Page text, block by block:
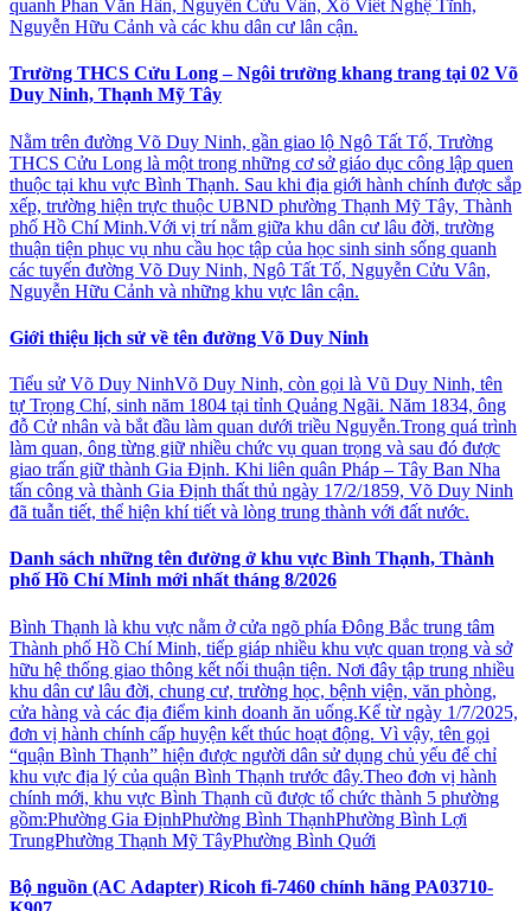
quanh Phan Văn Hân, Nguyễn Cửu Vân, Xô Viết Nghệ Tĩnh,
Nguyễn Hữu Cảnh và các khu dân cư lân cận.
Trường THCS Cửu Long – Ngôi trường khang trang tại 02 Võ
Duy Ninh, Thạnh Mỹ Tây
Nằm trên đường Võ Duy Ninh, gần giao lộ Ngô Tất Tố, Trường
THCS Cửu Long là một trong những cơ sở giáo dục công lập quen
thuộc tại khu vực Bình Thạnh. Sau khi địa giới hành chính được sắp
xếp, trường hiện trực thuộc UBND phường Thạnh Mỹ Tây, Thành
phố Hồ Chí Minh.Với vị trí nằm giữa khu dân cư lâu đời, trường
thuận tiện phục vụ nhu cầu học tập của học sinh sinh sống quanh
các tuyến đường Võ Duy Ninh, Ngô Tất Tố, Nguyễn Cửu Vân,
Nguyễn Hữu Cảnh và những khu vực lân cận.
Giới thiệu lịch sử về tên đường Võ Duy Ninh
Tiểu sử Võ Duy NinhVõ Duy Ninh, còn gọi là Vũ Duy Ninh, tên
tự Trọng Chí, sinh năm 1804 tại tỉnh Quảng Ngãi. Năm 1834, ông
đỗ Cử nhân và bắt đầu làm quan dưới triều Nguyễn.Trong quá trình
làm quan, ông từng giữ nhiều chức vụ quan trọng và sau đó được
giao trấn giữ thành Gia Định. Khi liên quân Pháp – Tây Ban Nha
tấn công và thành Gia Định thất thủ ngày 17/2/1859, Võ Duy Ninh
đã tuẫn tiết, thể hiện khí tiết và lòng trung thành với đất nước.
Danh sách những tên đường ở khu vực Bình Thạnh, Thành
phố Hồ Chí Minh mới nhất tháng 8/2026
Bình Thạnh là khu vực nằm ở cửa ngõ phía Đông Bắc trung tâm
Thành phố Hồ Chí Minh, tiếp giáp nhiều khu vực quan trọng và sở
hữu hệ thống giao thông kết nối thuận tiện. Nơi đây tập trung nhiều
khu dân cư lâu đời, chung cư, trường học, bệnh viện, văn phòng,
cửa hàng và các địa điểm kinh doanh ăn uống.Kể từ ngày 1/7/2025,
đơn vị hành chính cấp huyện kết thúc hoạt động. Vì vậy, tên gọi
“quận Bình Thạnh” hiện được người dân sử dụng chủ yếu để chỉ
khu vực địa lý của quận Bình Thạnh trước đây.Theo đơn vị hành
chính mới, khu vực Bình Thạnh cũ được tổ chức thành 5 phường
gồm:Phường Gia ĐịnhPhường Bình ThạnhPhường Bình Lợi
TrungPhường Thạnh Mỹ TâyPhường Bình Quới
Bộ nguồn (AC Adapter) Ricoh fi-7460 chính hãng PA03710-